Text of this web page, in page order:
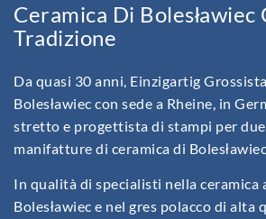
Ceramica Di Bolesławiec
Tradizione
Da quasi 30 anni, Einzigartig
Bolesławiec con sede a Rheine, in
stretto e progettista di stampi per
manifatture di ceramica di
In qualità di specialisti nella ceramica
Bolesławiec e nel gres polacco di alta